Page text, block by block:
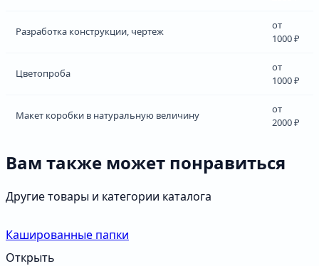
Разработка конструкции, чертеж
от
1000 ₽
Цветопроба
от
1000 ₽
Макет коробки в натуральную величину
от
2000 ₽
Вам также может понравиться
Другие товары и категории каталога
Кашированные папки
Открыть